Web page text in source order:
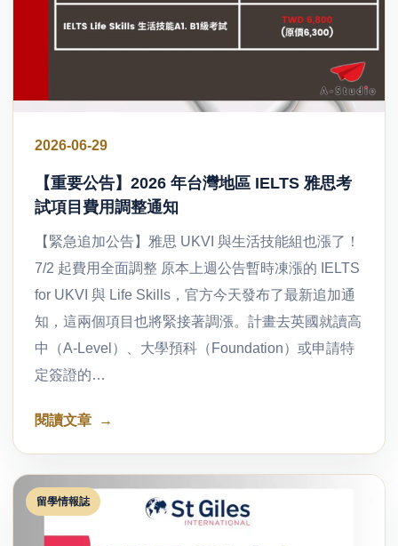
2026-06-29
【重要公告】2026 年台灣地區 IELTS 雅思考
試項目費用調整通知
【緊急追加公告】雅思 UKVI 與生活技能組也漲了！
7/2 起費用全面調整 原本上週公告暫時凍漲的 IELTS
for UKVI 與 Life Skills，官方今天發布了最新追加通
知，這兩個項目也將緊接著調漲。計畫去英國就讀高
中（A-Level）、大學預科（Foundation）或申請特
定簽證的…
閱讀文章
留學情報誌